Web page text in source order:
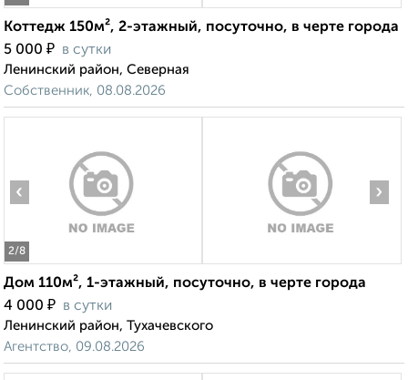
Коттедж 150м², 2-этажный, посуточно, в черте города
5 000 ₽ в сутки
Ленинский район, Северная
Собственник, 08.08.2026
2/8
‹ ›
Дом 110м², 1-этажный, посуточно, в черте города
4 000 ₽ в сутки
Ленинский район, Тухачевского
Агентство, 09.08.2026